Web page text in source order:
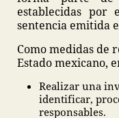
establecidas
sentencia emitida
Como medidas de
Estado mexicano,
Realizar una
identificar,
responsables.